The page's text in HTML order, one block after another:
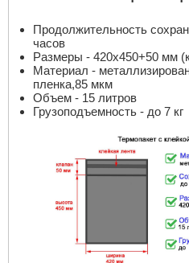
Продолжительность
часов
Размеры - 420х450+50 мм
Материал -
пленка,85 мкм
Объем - 15 литров
Грузоподъемность - до 7 кг